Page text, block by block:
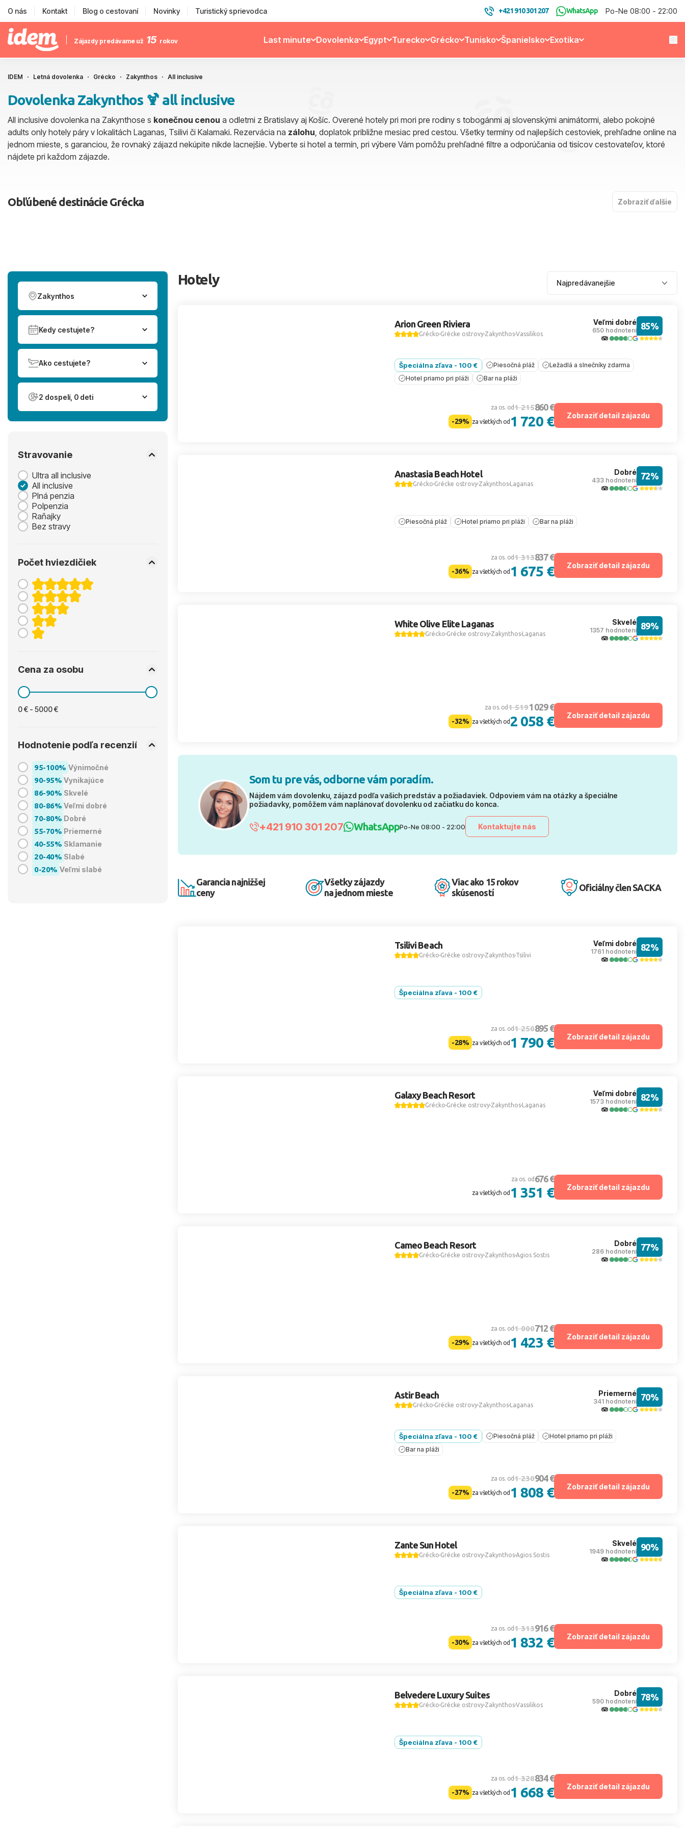
O nás Kontakt Blog o cestovaní Novinky Turistický sprievodca +421 910 301 207 WhatsApp Po-Ne 08:00 - 22:00
Zájazdy predávame už 15 rokov Last minute Dovolenka Egypt Turecko Grécko Tunisko Španielsko Exotika
IDEM Letná dovolenka Grécko Zakynthos All inclusive
Dovolenka Zakynthos 🍹 all inclusive
All inclusive dovolenka na Zakynthose s konečnou cenou a odletmi z Bratislavy aj Košíc. Overené hotely pri mori pre rodiny s tobogánmi aj slovenskými animátormi, alebo pokojné
adults only hotely páry v lokalitách Laganas, Tsilivi či Kalamaki. Rezervácia na zálohu, doplatok približne mesiac pred cestou. Všetky termíny od najlepších cestoviek, prehľadne online na
jednom mieste, s garanciou, že rovnaký zájazd nekúpite nikde lacnejšie. Vyberte si hotel a termín, pri výbere Vám pomôžu prehľadné filtre a odporúčania od tisícov cestovateľov, ktoré
nájdete pri každom zájazde.
Obľúbené destinácie Grécka Zobraziť ďalšie
Zakynthos
Kedy cestujete?
Ako cestujete?
2 dospelí, 0 deti
Stravovanie
Ultra all inclusive
All inclusive
Plná penzia
Polpenzia
Raňajky
Bez stravy
Počet hviezdičiek
Cena za osobu
0 € - 5000 €
Hodnotenie podľa recenzií
95-100% Výnimočné
90-95% Vynikajúce
86-90% Skvelé
80-86% Veľmi dobré
70-80% Dobré
55-70% Priemerné
40-55% Sklamanie
20-40% Slabé
0-20% Veľmi slabé
Hotely
Arion Green Riviera
GréckoGrécke ostrovyZakynthosVassilikos
Veľmi dobré
650 hodnotení 85%
Špeciálna zľava - 100 € Piesočná pláž
Ležadlá a slnečníky zdarma
Hotel priamo pri pláži
Bar na pláži
za os. od1 215860 €
-29% za všetkých od 1 720 € Zobraziť detail zájazdu
Anastasia Beach Hotel
GréckoGrécke ostrovyZakynthosLaganas
Dobré
433 hodnotení 72%
Piesočná pláž Hotel priamo pri pláži Bar na pláži
za os. od1 313837 €
-36% za všetkých od 1 675 € Zobraziť detail zájazdu
White Olive Elite Laganas
GréckoGrécke ostrovyZakynthosLaganas
Skvelé
1357 hodnotení 89%
za os. od1 5191 029 €
-32% za všetkých od2 058 € Zobraziť detail zájazdu
Som tu pre vás, odborne vám poradím.
Nájdem vám dovolenku, zájazd podľa vašich predstáv a požiadaviek. Odpoviem vám na otázky a špeciálne
požiadavky, pomôžem vám naplánovať dovolenku od začiatku do konca.
+421 910 301 207 WhatsAppPo-Ne 08:00 - 22:00 Kontaktujte nás
Garancia najnižšej
ceny
Všetky zájazdy
na jednom mieste
Viac ako 15 rokov
skúseností
Oficiálny člen SACKA
Tsilivi Beach
GréckoGrécke ostrovyZakynthosTsilivi
Veľmi dobré
1761 hodnotení 82%
Špeciálna zľava - 100 €
za os. od1 250895 €
-28% za všetkých od 1 790 € Zobraziť detail zájazdu
Galaxy Beach Resort
GréckoGrécke ostrovyZakynthosLaganas
Veľmi dobré
1573 hodnotení 82%
za os. od 676 €
za všetkých od 1 351 € Zobraziť detail zájazdu
Cameo Beach Resort
GréckoGrécke ostrovyZakynthosAgios Sostis
Dobré
286 hodnotení 77%
za os. od1 000712 €
-29% za všetkých od 1 423 € Zobraziť detail zájazdu
Astir Beach
GréckoGrécke ostrovyZakynthosLaganas
Priemerné
341 hodnotení 70%
Špeciálna zľava - 100 € Piesočná pláž
Hotel priamo pri pláži
Bar na pláži
za os. od1 230904 €
-27% za všetkých od 1 808 € Zobraziť detail zájazdu
Zante Sun Hotel
GréckoGrécke ostrovyZakynthosAgios Sostis
Skvelé
1949 hodnotení 90%
Špeciálna zľava - 100 €
za os. od1 313916 €
-30% za všetkých od 1 832 € Zobraziť detail zájazdu
Belvedere Luxury Suites
GréckoGrécke ostrovyZakynthosVassilikos
Dobré
590 hodnotení 78%
Špeciálna zľava - 100 €
za os. od1 328834 €
-37% za všetkých od 1 668 € Zobraziť detail zájazdu